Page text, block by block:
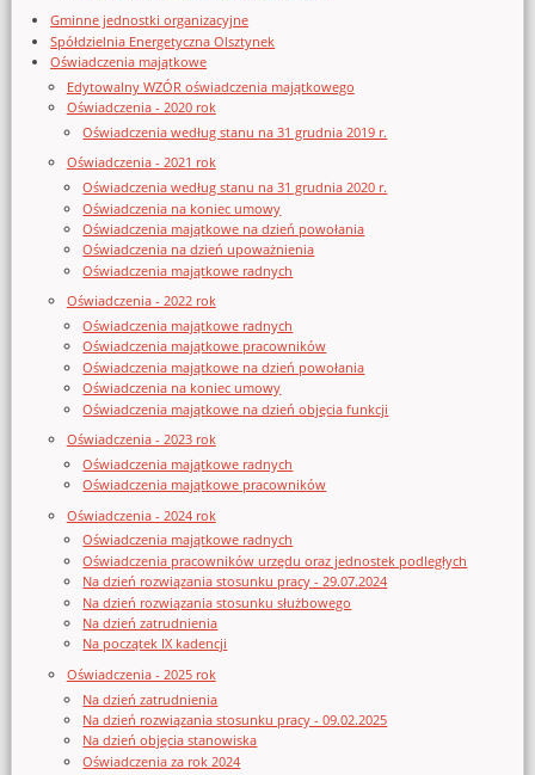
Gminne jednostki organizacyjne
Spółdzielnia Energetyczna Olsztynek
Oświadczenia majątkowe
Edytowalny WZÓR oświadczenia majątkowego
Oświadczenia - 2020 rok
Oświadczenia według stanu na 31 grudnia 2019 r.
Oświadczenia - 2021 rok
Oświadczenia według stanu na 31 grudnia 2020 r.
Oświadczenia na koniec umowy
Oświadczenia majątkowe na dzień powołania
Oświadczenia na dzień upoważnienia
Oświadczenia majątkowe radnych
Oświadczenia - 2022 rok
Oświadczenia majątkowe radnych
Oświadczenia majątkowe pracowników
Oświadczenia majątkowe na dzień powołania
Oświadczenia na koniec umowy
Oświadczenia majątkowe na dzień objęcia funkcji
Oświadczenia - 2023 rok
Oświadczenia majątkowe radnych
Oświadczenia majątkowe pracowników
Oświadczenia - 2024 rok
Oświadczenia majątkowe radnych
Oświadczenia pracowników urzędu oraz jednostek podległych
Na dzień rozwiązania stosunku pracy - 29.07.2024
Na dzień rozwiązania stosunku służbowego
Na dzień zatrudnienia
Na początek IX kadencji
Oświadczenia - 2025 rok
Na dzień zatrudnienia
Na dzień rozwiązania stosunku pracy - 09.02.2025
Na dzień objęcia stanowiska
Oświadczenia za rok 2024